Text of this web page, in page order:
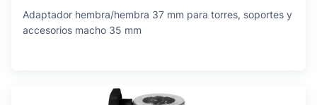
Adaptador hembra/hembra 37 mm para torres, soportes y
accesorios macho 35 mm